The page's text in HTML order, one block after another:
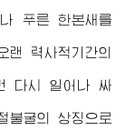
푸른 한본새를
력사적기간의
다시 일어나 싸
불굴의 상징으로